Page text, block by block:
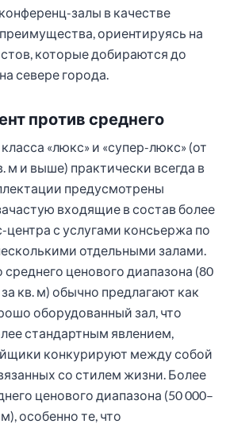
залы в качестве
ориентируясь на
которые добираются до
севере города.
против среднего
«люкс» и «супер-люкс» (от
м и выше) практически всегда в
предусмотрены
входящие в состав более
с услугами консьержа по
отдельными залами.
ценового диапазона (80
кв. м) обычно предлагают как
оборудованный зал, что
стандартным явлением,
конкурируют между собой
со стилем жизни. Более
ценового диапазона (50 000–
особенно те, что